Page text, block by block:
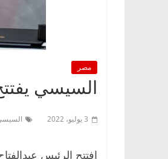
مصر
السيسي
3 يوليو، 2022
افتتح الرئيس